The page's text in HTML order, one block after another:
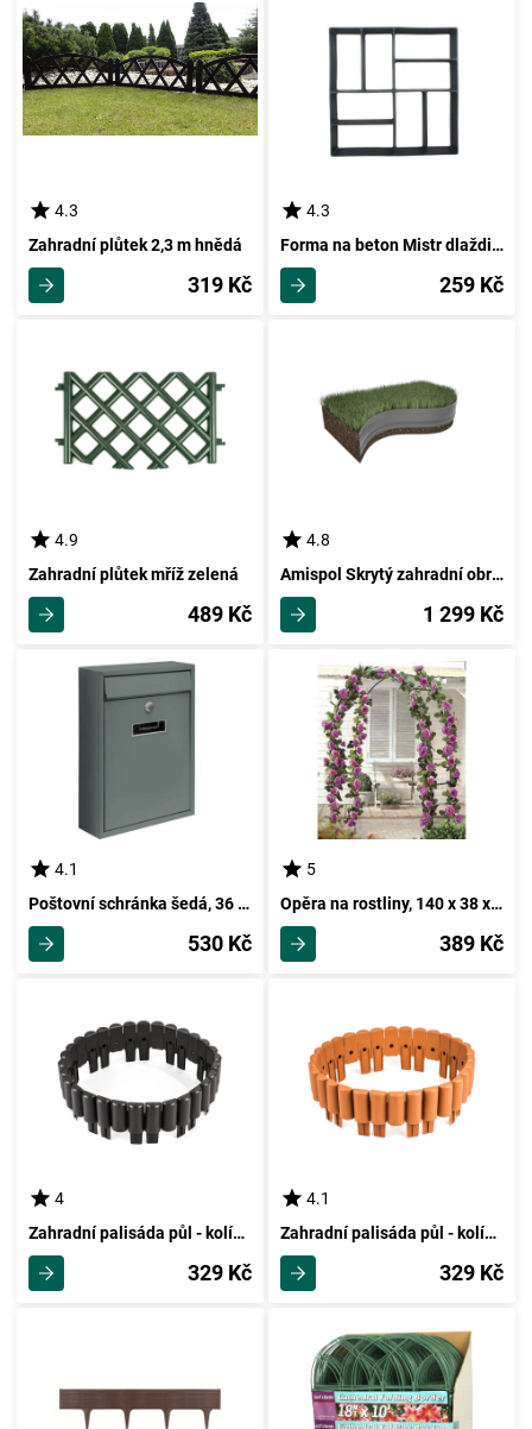
4.3
Zahradní plůtek 2,3 m hnědá
319 Kč
4.3
Forma na beton Mistr dlaždič, 40 x 40 x 4 cm
259 Kč
4.9
Zahradní plůtek mříž zelená
489 Kč
4.8
Amispol Skrytý zahradní obrubník, 12,5 x 2500 cm
1 299 Kč
4.1
Poštovní schránka šedá, 36 x 26 x 8 cm
530 Kč
5
Opěra na rostliny, 140 x 38 x 240 cm
389 Kč
4
Zahradní palisáda půl - kolíková hnědá, 2,15 m
329 Kč
4.1
Zahradní palisáda půl - kolíková terakota, 2,15 m
329 Kč